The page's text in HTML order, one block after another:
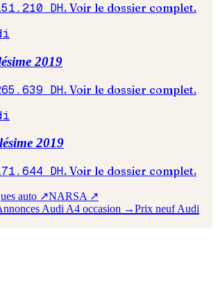
DH. Voir le dossier complet.
2019
DH. Voir le dossier complet.
2019
DH. Voir le dossier complet.
auto ↗NARSA ↗
Audi A4 occasion →Prix neufAudi